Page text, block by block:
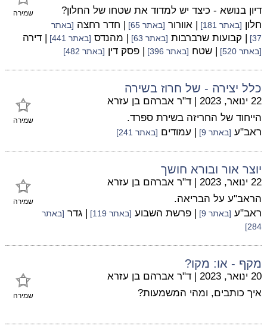
שמירה
דיון בנושא - כיצד יש למדוד את שטחו של החלון?
חלון [באתר 181] | אוורור [באתר 65] | חדר רחצה [באתר
37]
| קבועות שרברבות [באתר 63] | מהנדס [באתר 441] | דירה
[באתר 520] | שטח [באתר 396] | פסק דין [באתר 482]
כלל יצירה - של חרוז בשירה
שמירה
22 ינואר, 2023 | ד"ר אברהם בן עזרא
הייחוד של החריזה בשירת ספרד.
ראב"ע [באתר 9] | עמודים [באתר 241]
יוצר אור ובורא חושך
שמירה
22 ינואר, 2023 | ד"ר אברהם בן עזרא
הראב"ע על הבריאה.
ראב"ע [באתר 9] | פרשת השבוע [באתר 119] | גדר [באתר
284]
מקף - או: מקו?
שמירה
20 ינואר, 2023 | ד"ר אברהם בן עזרא
איך כותבים, ומהי המשמעות?